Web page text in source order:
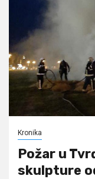
Kronika
Požar u
skulpture